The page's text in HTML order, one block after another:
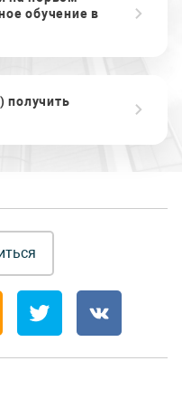
обучение в
получить